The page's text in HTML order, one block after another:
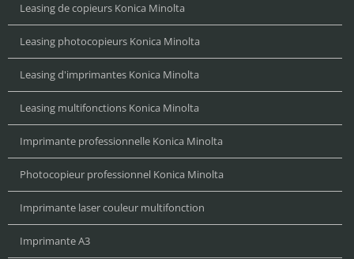
Leasing de copieurs Konica Minolta
Leasing photocopieurs Konica Minolta
Leasing d'imprimantes Konica Minolta
Leasing multifonctions Konica Minolta
Imprimante professionnelle Konica Minolta
Photocopieur professionnel Konica Minolta
Imprimante laser couleur multifonction
Imprimante A3